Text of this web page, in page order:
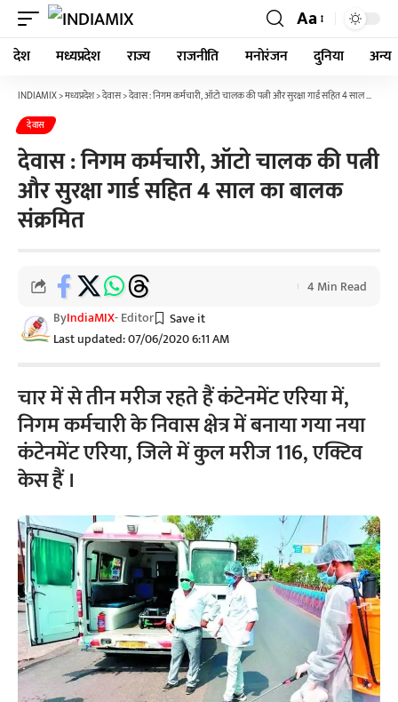
Aa
देश मध्यप्रदेश राज्य राजनीति मनोरंजन दुनिया अन्य
INDIAMIX>मध्यप्रदेश>देवास>देवास : निगम कर्मचारी, ऑटो चालक की पत्नी और सुरक्षा गार्ड सहित 4 साल का बालक संक्रमित
देवास
देवास : निगम कर्मचारी, ऑटो चालक की पत्नी
और सुरक्षा गार्ड सहित 4 साल का बालक
संक्रमित
Last updated: 07/06/2020 6:11 AM
ByIndiaMIX- Editor
4 Min Read
चार में से तीन मरीज रहते हैं कंटेनमेंट एरिया में,
निगम कर्मचारी के निवास क्षेत्र में बनाया गया नया
कंटेनमेंट एरिया, जिले में कुल मरीज 116, एक्टिव
केस हैं ।